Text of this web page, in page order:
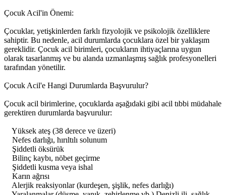
Çocuk Acil'in Önemi:
Çocuklar, yetişkinlerden farklı fizyolojik ve psikolojik özelliklere
sahiptir. Bu nedenle, acil durumlarda çocuklara özel bir yaklaşım
gereklidir. Çocuk acil birimleri, çocukların ihtiyaçlarına uygun
olarak tasarlanmış ve bu alanda uzmanlaşmış sağlık profesyonelleri
tarafından yönetilir.
Çocuk Acil'e Hangi Durumlarda Başvurulur?
Çocuk acil birimlerine, çocuklarda aşağıdaki gibi acil tıbbi müdahale
gerektiren durumlarda başvurulur:
Yüksek ateş (38 derece ve üzeri)
Nefes darlığı, hırıltılı solunum
Şiddetli öksürük
Bilinç kaybı, nöbet geçirme
Şiddetli kusma veya ishal
Karın ağrısı
Alerjik reaksiyonlar (kurdeşen, şişlik, nefes darlığı)